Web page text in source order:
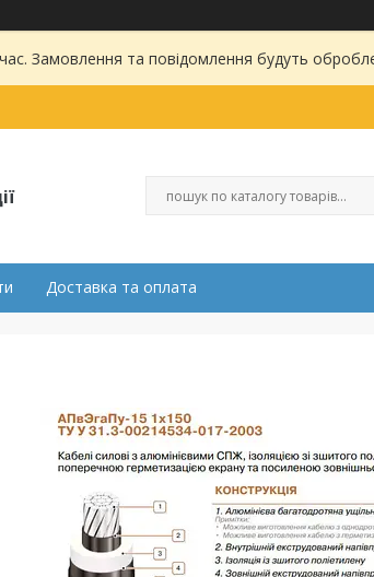
Замовлення та повідомлення будуть
Доставка та оплата